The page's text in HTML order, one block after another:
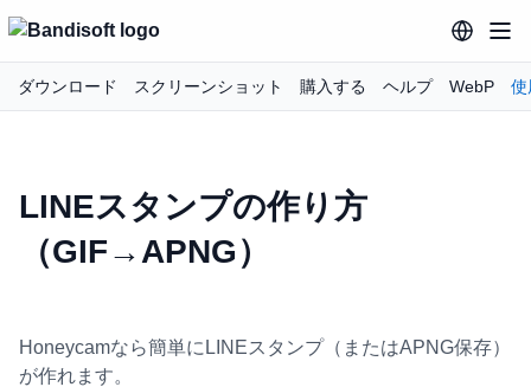
ダウンロード スクリーンショット 購入する ヘルプ WebP 使
LINEスタンプの作り方
（GIF→APNG）
Honeycamなら簡単にLINEスタンプ（またはAPNG保存）
が作れます。